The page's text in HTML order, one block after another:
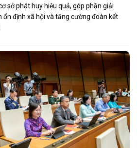
sở phát huy hiệu quả, góp phần giải
ổn định xã hội và tăng cường đoàn kết